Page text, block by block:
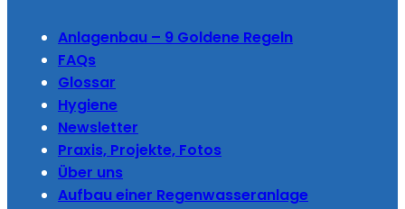
Anlagenbau – 9 Goldene Regeln
FAQs
Glossar
Hygiene
Newsletter
Praxis, Projekte, Fotos
Über uns
Aufbau einer Regenwasseranlage